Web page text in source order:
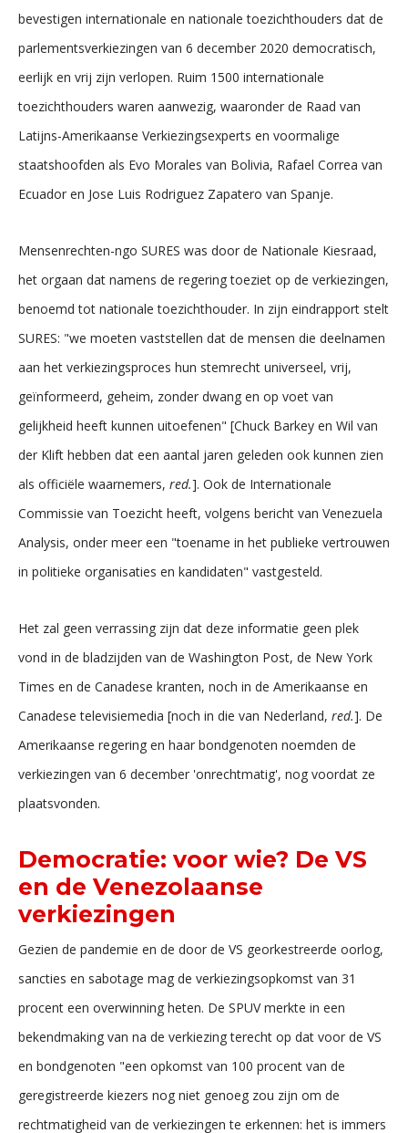
bevestigen internationale en nationale toezichthouders dat de
parlementsverkiezingen van 6 december 2020 democratisch,
eerlijk en vrij zijn verlopen. Ruim 1500 internationale
toezichthouders waren aanwezig, waaronder de Raad van
Latijns-Amerikaanse Verkiezingsexperts en voormalige
staatshoofden als Evo Morales van Bolivia, Rafael Correa van
Ecuador en Jose Luis Rodriguez Zapatero van Spanje.
Mensenrechten-ngo SURES was door de Nationale Kiesraad,
het orgaan dat namens de regering toeziet op de verkiezingen,
benoemd tot nationale toezichthouder. In zijn eindrapport stelt
SURES: "we moeten vaststellen dat de mensen die deelnamen
aan het verkiezingsproces hun stemrecht universeel, vrij,
geïnformeerd, geheim, zonder dwang en op voet van
gelijkheid heeft kunnen uitoefenen" [Chuck Barkey en Wil van
der Klift hebben dat een aantal jaren geleden ook kunnen zien
als officiële waarnemers, red.]. Ook de Internationale
Commissie van Toezicht heeft, volgens bericht van Venezuela
Analysis, onder meer een "toename in het publieke vertrouwen
in politieke organisaties en kandidaten" vastgesteld.
Het zal geen verrassing zijn dat deze informatie geen plek
vond in de bladzijden van de Washington Post, de New York
Times en de Canadese kranten, noch in de Amerikaanse en
Canadese televisiemedia [noch in die van Nederland, red.]. De
Amerikaanse regering en haar bondgenoten noemden de
verkiezingen van 6 december 'onrechtmatig', nog voordat ze
plaatsvonden.
Democratie: voor wie? De VS
en de Venezolaanse
verkiezingen
Gezien de pandemie en de door de VS georkestreerde oorlog,
sancties en sabotage mag de verkiezingsopkomst van 31
procent een overwinning heten. De SPUV merkte in een
bekendmaking van na de verkiezing terecht op dat voor de VS
en bondgenoten "een opkomst van 100 procent van de
geregistreerde kiezers nog niet genoeg zou zijn om de
rechtmatigheid van de verkiezingen te erkennen: het is immers